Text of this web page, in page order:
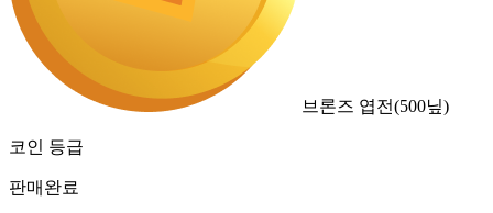
브론즈 엽전(500닢)
코인 등급
판매완료